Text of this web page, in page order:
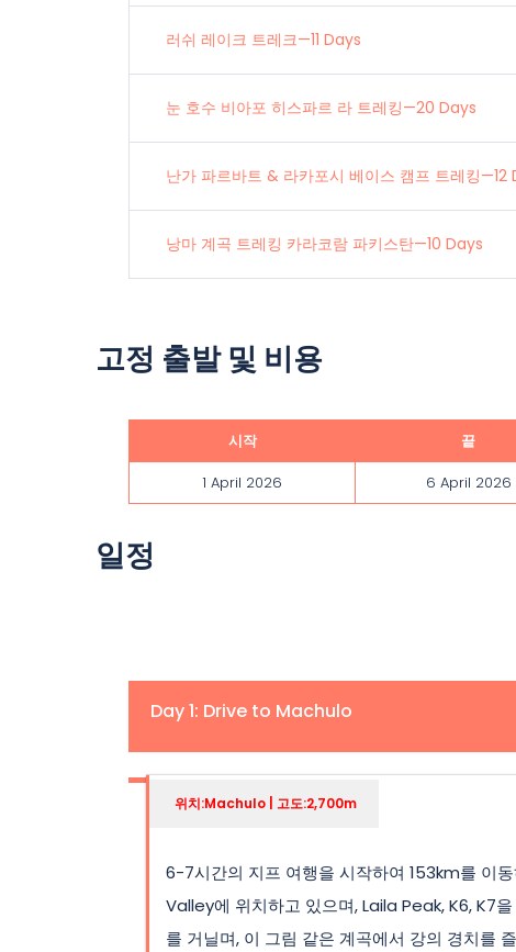
러쉬 레이크 트레크—11 Days
눈 호수 비아포 히스파르 라 트레킹—20 Days
난가 파르바트 & 라카포시 베이스 캠프 트레킹—12
낭마 계곡 트레킹 카라코람 파키스탄—10 Days
고정 출발 및 비용
시작 끝
1 April 2026
6 April 2026
일정
Day 1: Drive to Machulo
위치:Machulo | 고도:2,700m
6-7시간의 지프 여행을 시작하여 153km를 이
Valley에 위치하고 있으며, Laila Peak, K6, K7
를 거닐며, 이 그림 같은 계곡에서 강의 경치를